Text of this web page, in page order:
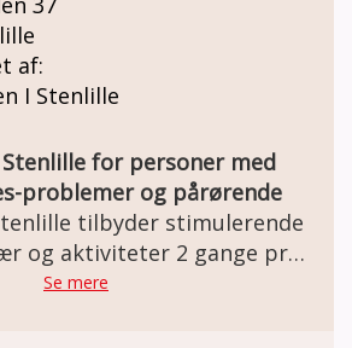
af:
I Stenlille
for personer med
problemer og pårørende
tilbyder stimulerende
gange pr
måned.
Se mere